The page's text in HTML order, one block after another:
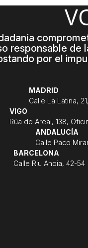
responsable de
por el
MADRID
Calle La Latina,
VIGO
Rúa do Areal, 138,
ANDALUCÍA
Calle Paco
BARCELONA
Calle Riu Anoia, 42-